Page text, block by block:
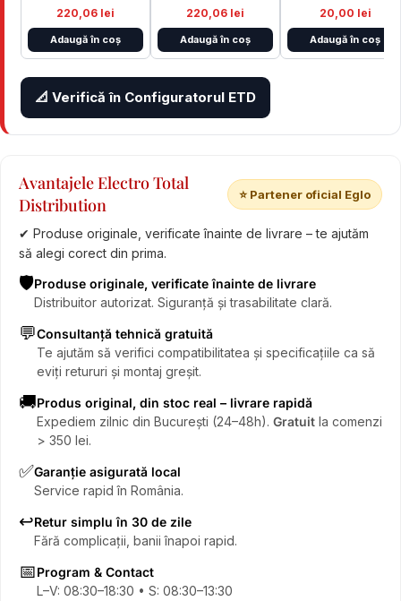
220,06 lei
Adaugă în coș
220,06 lei
Adaugă în coș
20,00 lei
Adaugă în coș
📐 Verifică în Configuratorul ETD
Avantajele Electro Total
Distribution
⭐ Partener oficial Eglo
✔ Produse originale, verificate înainte de livrare – te ajutăm
să alegi corect din prima.
🛡️Produse originale, verificate înainte de livrare
Distribuitor autorizat. Siguranță și trasabilitate clară.
💬Consultanță tehnică gratuită
Te ajutăm să verifici compatibilitatea și specificațiile ca să
eviți retururi și montaj greșit.
🚚Produs original, din stoc real – livrare rapidă
Expediem zilnic din București (24–48h). Gratuit la comenzi
> 350 lei.
✅Garanție asigurată local
Service rapid în România.
↩️Retur simplu în 30 de zile
Fără complicații, banii înapoi rapid.
📅Program & Contact
L–V: 08:30–18:30 • S: 08:30–13:30